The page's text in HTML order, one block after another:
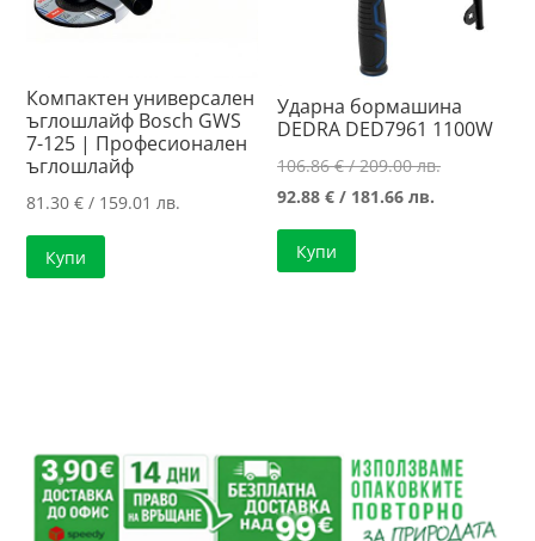
Компактен универсален
ъглошлайф Bosch GWS
7-125 | Професионален
ъглошлайф
81.30€ / 159.01 лв.
Купи
Ударна бормашина
DEDRA DED7961 1100W
106.86€/ 209.00 лв.Original
92.88€ / 181.66 лв.
Купи